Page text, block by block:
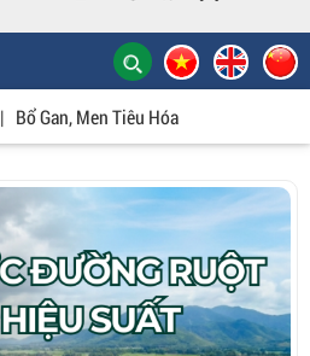
| Bổ Gan, Men Tiêu Hóa